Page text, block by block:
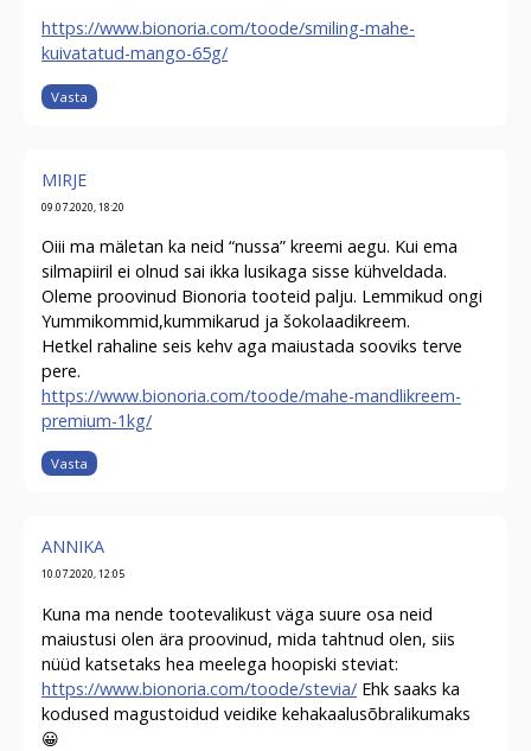
https://www.bionoria.com/toode/smiling-mahe-
kuivatatud-mango-65g/
Vasta
MIRJE
09.07.2020, 18:20
Oiii ma mäletan ka neid “nussa” kreemi aegu. Kui ema
silmapiiril ei olnud sai ikka lusikaga sisse kühveldada.
Oleme proovinud Bionoria tooteid palju. Lemmikud ongi
Yummikommid,kummikarud ja šokolaadikreem.
Hetkel rahaline seis kehv aga maiustada sooviks terve
pere.
https://www.bionoria.com/toode/mahe-mandlikreem-
premium-1kg/
Vasta
ANNIKA
10.07.2020, 12:05
Kuna ma nende tootevalikust väga suure osa neid
maiustusi olen ära proovinud, mida tahtnud olen, siis
nüüd katsetaks hea meelega hoopiski steviat:
https://www.bionoria.com/toode/stevia/ Ehk saaks ka
kodused magustoidud veidike kehakaalusõbralikumaks
😀